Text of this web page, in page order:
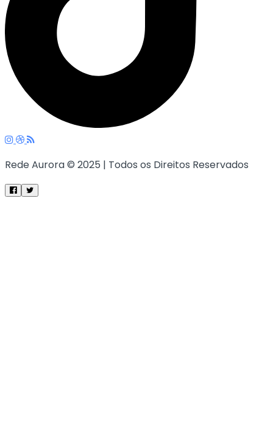
Rede Aurora © 2025 | Todos os Direitos Reservados